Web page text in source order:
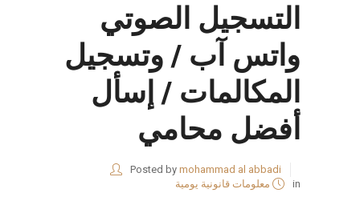
التسجيل الصوتي
واتس آب / وتسجيل
المكالمات / إسأل
أفضل محامي
Posted by mohammad al abbadi
in
معلومات قانونية يومية